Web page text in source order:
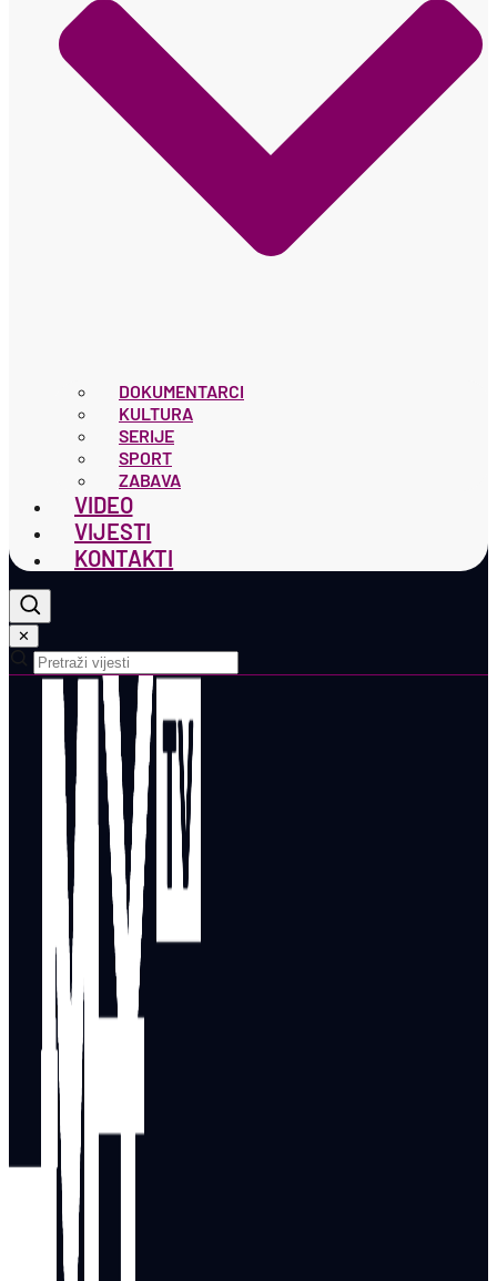
DOKUMENTARCI
KULTURA
SERIJE
SPORT
ZABAVA
VIDEO
VIJESTI
KONTAKTI
✕